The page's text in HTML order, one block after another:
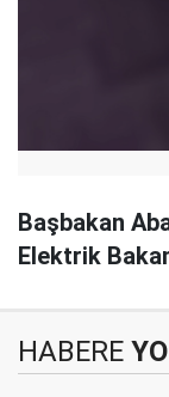
Başbakan
Elektrik
HABERE